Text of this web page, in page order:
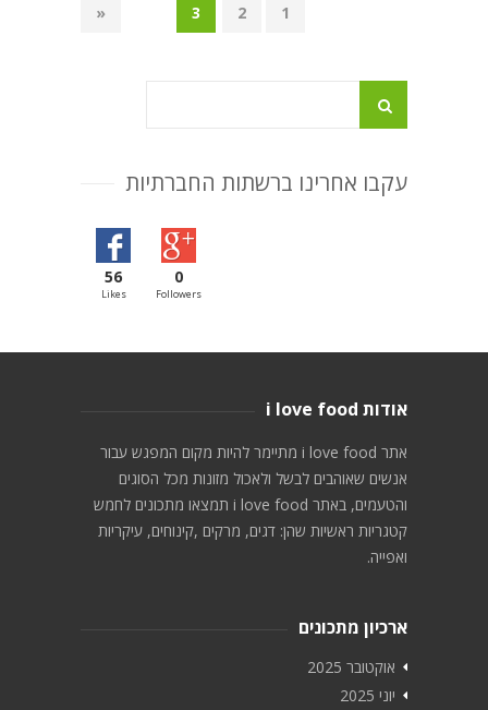
« 1
2
3
עקבו אחרינו ברשתות החברתיות
56
Likes
0
Followers
אודות i love food
אתר i love food מתיימר להיות מקום המפגש עבור
אנשים שאוהבים לבשל ולאכול מזונות מכל הסוגים
והטעמים, באתר i love food תמצאו מתכונים לחמש
קטגריות ראשיות שהן: דגים, מרקים ,קינוחים, עיקריות
ואפייה.
ארכיון מתכונים
אוקטובר 2025
יוני 2025